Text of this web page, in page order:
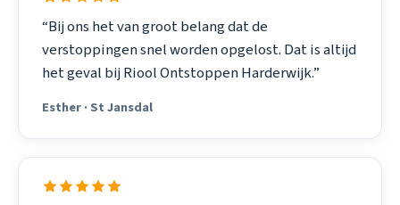
“Bij ons het van groot belang dat de
verstoppingen snel worden opgelost. Dat is altijd
het geval bij Riool Ontstoppen Harderwijk.”
Esther · St Jansdal